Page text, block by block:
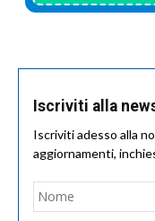
Iscriviti alla
Iscriviti adesso alla
aggiornamenti,
Nome